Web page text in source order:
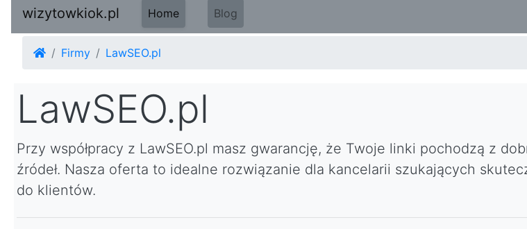
wizytowkiok.pl Home Blog
Firmy LawSEO.pl
LawSEO.pl
Przy współpracy z LawSEO.pl masz gwarancję, że Twoje linki pochodzą z
źródeł. Nasza oferta to idealne rozwiązanie dla kancelarii szukających
do klientów.